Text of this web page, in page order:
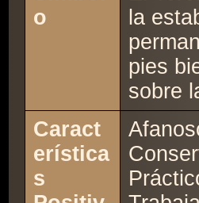
o
la
pies
sobre
Caract
erística
s